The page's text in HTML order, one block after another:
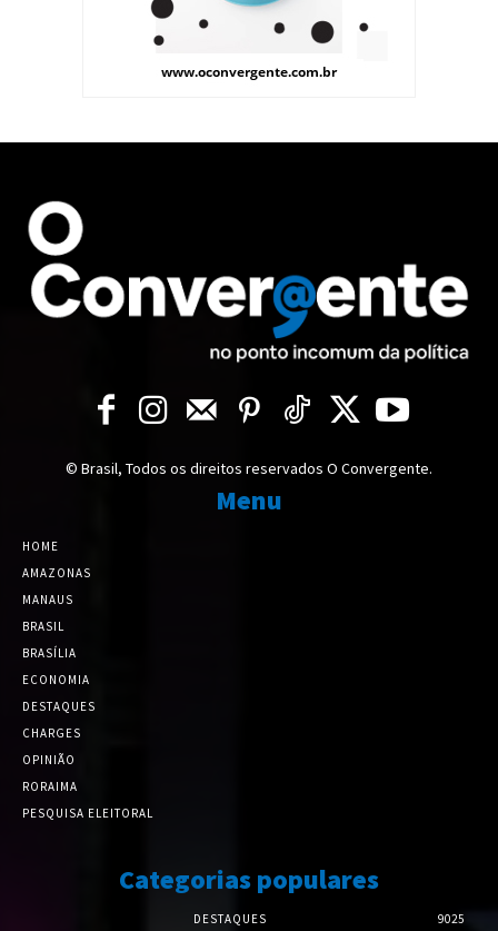
© Brasil, Todos os direitos reservados O Convergente.
Menu
HOME
AMAZONAS
MANAUS
BRASIL
BRASÍLIA
ECONOMIA
DESTAQUES
CHARGES
OPINIÃO
RORAIMA
PESQUISA ELEITORAL
Categorias populares
DESTAQUES 9025